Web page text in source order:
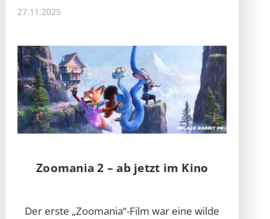
27.11.2025
Zoomania 2 – ab jetzt im Kino
Der erste „Zoomania“-Film war eine wilde